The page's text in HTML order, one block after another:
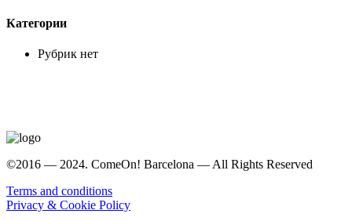
Категории
Рубрик нет
©2016 — 2024. ComeOn! Barcelona — All Rights Reserved
Terms and conditions
Privacy & Cookie Policy